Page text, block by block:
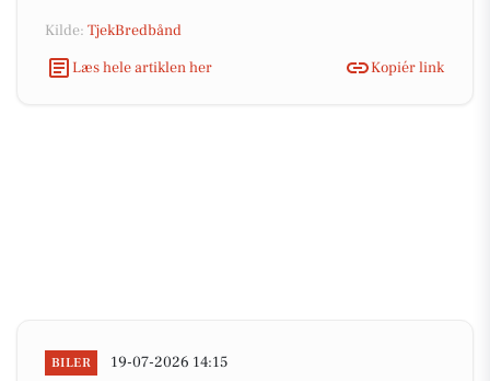
Kilde: TjekBredbånd
Læs hele artiklen her
Kopiér link
BILER 19-07-2026 14:15